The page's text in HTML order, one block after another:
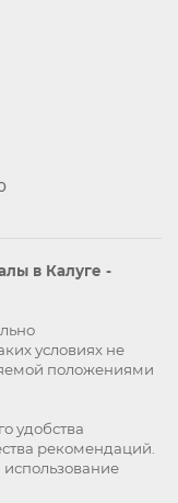
в Калуге -
условиях не
положениями
удобства
рекомендаций.
использование